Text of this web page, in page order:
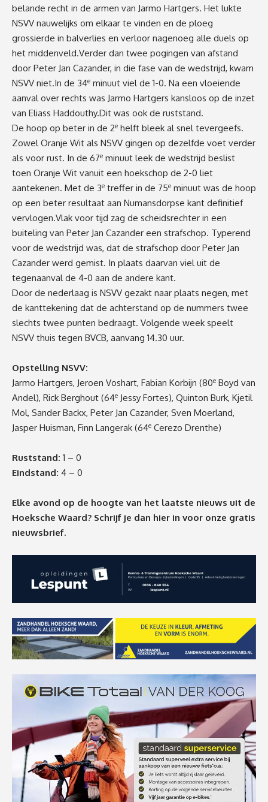
belande recht in de armen van Jarmo Hartgers. Het lukte
NSVV nauwelijks om elkaar te vinden en de ploeg
grossierde in balverlies en verloor nagenoeg alle duels op
het middenveld.Verder dan twee pogingen van afstand
door Peter Jan Cazander, in die fase van de wedstrijd, kwam
NSVV niet.In de 34e minuut viel de 1-0. Na een vloeiende
aanval over rechts was Jarmo Hartgers kansloos op de inzet
van Eliass Haddouthy.Dit was ook de ruststand.
De hoop op beter in de 2e helft bleek al snel tevergeefs.
Zowel Oranje Wit als NSVV gingen op dezelfde voet verder
als voor rust. In de 67e minuut leek de wedstrijd beslist
toen Oranje Wit vanuit een hoekschop de 2-0 liet
aantekenen. Met de 3e treffer in de 75e minuut was de hoop
op een beter resultaat aan Numansdorpse kant definitief
vervlogen.Vlak voor tijd zag de scheidsrechter in een
buiteling van Peter Jan Cazander een strafschop. Typerend
voor de wedstrijd was, dat de strafschop door Peter Jan
Cazander werd gemist. In plaats daarvan viel uit de
tegenaanval de 4-0 aan de andere kant.
Door de nederlaag is NSVV gezakt naar plaats negen, met
de kanttekening dat de achterstand op de nummers twee
slechts twee punten bedraagt. Volgende week speelt
NSVV thuis tegen BVCB, aanvang 14.30 uur.
Opstelling NSVV:
Jarmo Hartgers, Jeroen Voshart, Fabian Korbijn (80e Boyd van
Andel), Rick Berghout (64e Jessy Fortes), Quinton Burk, Kjetil
Mol, Sander Backx, Peter Jan Cazander, Sven Moerland,
Jasper Huisman, Finn Langerak (64e Cerezo Drenthe)
Ruststand: 1 – 0
Eindstand: 4 – 0
Elke avond op de hoogte van het laatste nieuws uit de
Hoeksche Waard? Schrijf je dan hier in voor onze gratis
nieuwsbrief.